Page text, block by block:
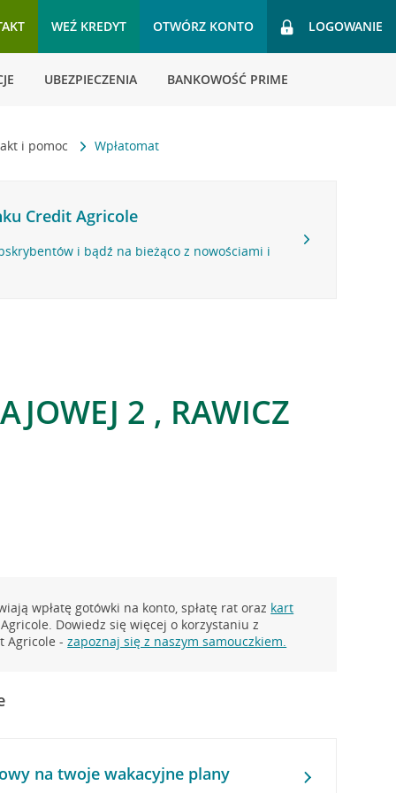
WEŹ KREDYT OTWÓRZ KONTO LOGOWANIE
UBEZPIECZENIA BANKOWOŚĆ PRIME
i pomoc Wpłatomat
Credit Agricole
i bądź na bieżąco z nowościami i
2 , RAWICZ
wpłatę gotówki na konto, spłatę rat oraz kart
Dowiedz się więcej o korzystaniu z
Agricole -zapoznaj się z naszym samouczkiem.
na twoje wakacyjne plany